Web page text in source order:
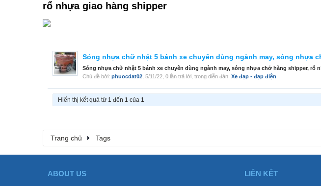
rổ nhựa giao hàng shipper
Sóng nhựa chữ nhật 5 bánh xe chuyên dùng ngành may, sóng nhựa
Sóng nhựa chữ nhật 5 bánh xe chuyên dùng ngành may, sóng nhựa chở hàng shipper, rổ
Chủ đề bởi: phuocdat02 5/11/22 , 0 lần trả lời, trong diễn đàn: Xe đạp - đạp điện
Hiển thị kết quả từ 1 đến 1 của 1
Trang chủ Tags
ABOUT US LIÊN KẾT